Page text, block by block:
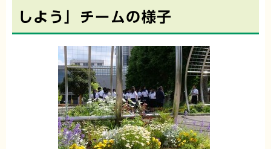
しよう」チームの様子